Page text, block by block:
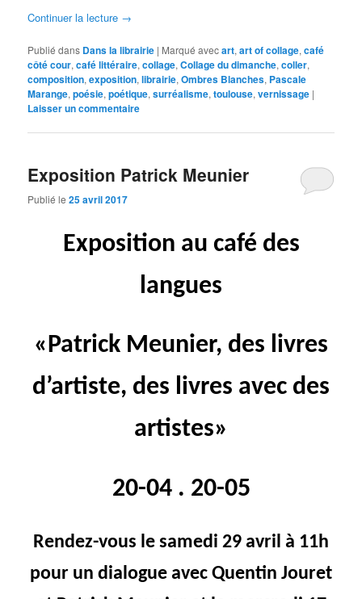
Continuer la lecture →
Publié dans Dans la librairie | Marqué avecart,art of collage,café
côté cour,café littéraire,collage,Collage du dimanche,coller,
composition,exposition,librairie,Ombres Blanches, Pascale
Marange,poésie,poétique,surréalisme,toulouse,vernissage |
Laisser un commentaire
Exposition Patrick Meunier
Publié le25 avril 2017
Exposition au café des
langues
«Patrick Meunier, des livres
d’artiste, des livres avec des
artistes»
20-04 . 20-05
Rendez-vous le samedi 29 avril à 11h
pour un dialogue avec Quentin Jouret